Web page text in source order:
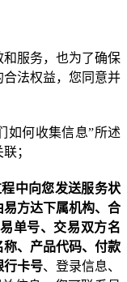
服务，也为了确保
法权益， 您同意并
如何收集信息”所述
；
中向您发送服务状
方达下属机构、合
单号、交易双方名
、产品代码、付款
行卡号、登录信息、